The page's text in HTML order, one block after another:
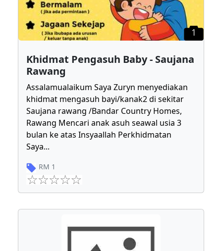
1
Khidmat Pengasuh Baby - Saujana
Rawang
Assalamualaikum Saya Zuryn menyediakan
khidmat mengasuh bayi/kanak2 di sekitar
Saujana rawang /Bandar Country Homes,
Rawang Mencari anak asuh seawal usia 3
bulan ke atas Insyaallah Perkhidmatan
Saya...
RM 1